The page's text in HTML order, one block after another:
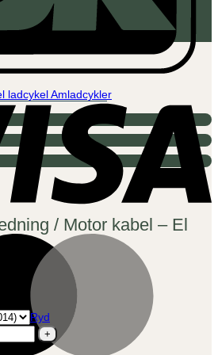
/ Motor kabel – El
kr.
kr.Ryd